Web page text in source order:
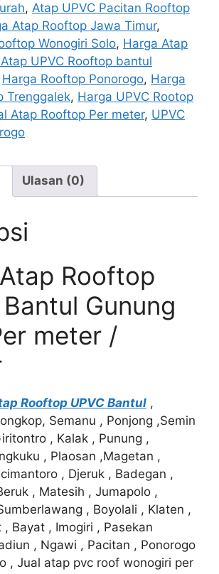
, Atap UPVC Pacitan Rooftop
Atap Rooftop Jawa Timur,
Wonogiri Solo, Harga Atap
UPVC Rooftop bantul
Harga Rooftop Ponorogo, Harga
Trenggalek, Harga UPVC Rootop
Atap Rooftop Per meter, UPVC
Ulasan (0)
Rooftop
Gunung
meter /
Rooftop UPVC Bantul ,
Semanu , Ponjong ,Semin
, Kalak , Punung ,
, Plaosan ,Magetan ,
, Djeruk , Badegan ,
, Matesih , Jumapolo ,
, Boyolali , Klaten ,
, Bayat , Imogiri , Pasekan
, Ngawi , Pacitan , Ponorogo
, Jual atap pvc roof wonogiri per